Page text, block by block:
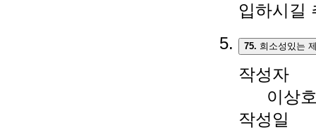
입하시길
75. 희소성있는
작성자
이상
작성일